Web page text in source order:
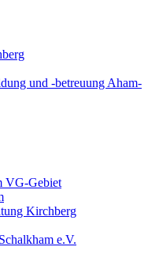
und -betreuung Aham-
VG-Gebiet
Kirchberg
e.V.